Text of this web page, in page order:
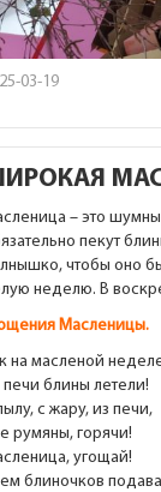
03-19
– это
пекут
чтобы оно
неделю. В
Масленицы.
на масленой
печи блины летели!
с жару, из печи,
румяны, горячи!
угощай!
блиночков